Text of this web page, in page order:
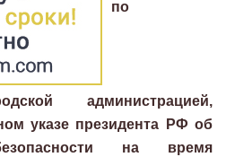
по
администрацией,
указе президента РФ об
на время